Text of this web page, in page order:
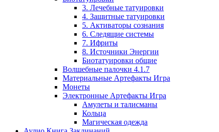
3. Лечебные татуировки
4. Защитные татуировки
5. Активаторы сознания
6. Следящие системы
7. Ифриты
8. Источники Энергии
Биотатуировки общие
Волшебные палочки 4.1.7
Материальные Артефакты Игра
Монеты
Электронные Артефакты Игра
Амулеты и талисманы
Кольца
Магическая одежда